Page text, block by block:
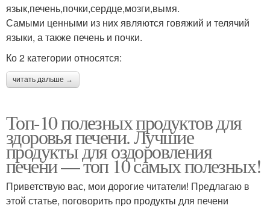
язык,печень,почки,сердце,мозги,вымя.
Самыми ценными из них являются говяжий и телячий
языки, а также печень и почки.
Ко 2 категории относятся:
читать дальше →
Топ-10 полезных продуктов для
здоровья печени. Лучшие
продукты для оздоровления
печени — топ 10 самых полезных!
Приветствую вас, мои дорогие читатели! Предлагаю в
этой статье, поговорить про продукты для печени